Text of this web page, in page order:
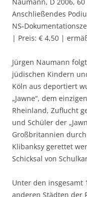
Anschließendes
NS-
| Preis: € 4,50 |
Jürgen Naumann
jüdischen Kindern
Köln aus deportiert
„Jawne“, dem
Rheinland, Zuflucht
und Schüler der
Großbritannien
Klibanksy gerettet
Schicksal von
Unter den insgesamt
anderen Städten der